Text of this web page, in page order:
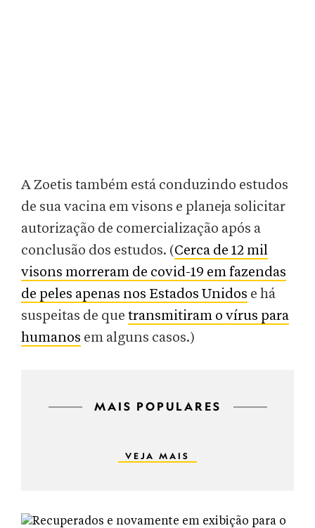
A Zoetis também está conduzindo estudos
de sua vacina em visons e planeja solicitar
autorização de comercialização após a
conclusão dos estudos. (Cerca de 12 mil
visons morreram de covid-19 em fazendas
de peles apenas nos Estados Unidos e há
suspeitas de que transmitiram o vírus para
humanos em alguns casos.)
MAIS POPULARES
VEJA MAIS